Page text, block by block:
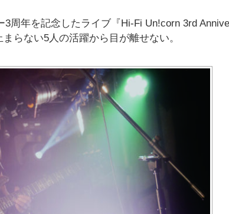
周年を記念したライブ『Hi-Fi Un!corn 3rd
らない5人の活躍から目が離せない。